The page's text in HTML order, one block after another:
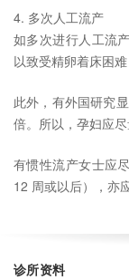
4. 多次人工流产
如多次进行人工流
以致受精卵着床困难
此外，有外国研究
倍。所以，孕妇应
有惯性流产女士应
12 周或以后），亦
诊所资料